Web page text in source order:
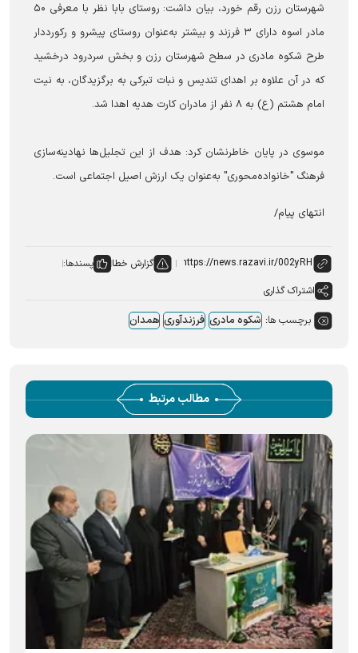
شهرستان رزن رقم خورد، بیان داشت: روستای بابا نظر با معرفی ۵۰
مادر اسوه دارای ۳ فرزند و بیشتر به‌عنوان روستای پیشرو و رکورددار
طرح شکوه مادری در سطح شهرستان رزن و بخش سردرود درخشید
که در آن علاوه بر اهدای تندیس و نبات تبرکی به برگزیدگان، به نیت
امام هشتم (ع) به ۸ نفر از مادران کارت هدیه اهدا شد.
موسوی در پایان خاطرنشان کرد: هدف از این تجلیل‌ها نهادینه‌سازی
فرهنگ "خانواده‌محوری" به‌عنوان یک ارزش اصیل اجتماعی است.
انتهای پیام/
گزارش خطا
پسندها:
اشتراک گذاری
برچسب ها: شکوه مادری فرزندآوری همدان
مطالب مرتبط